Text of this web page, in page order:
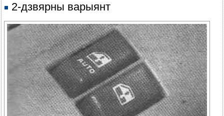
2-дзвярны варыянт